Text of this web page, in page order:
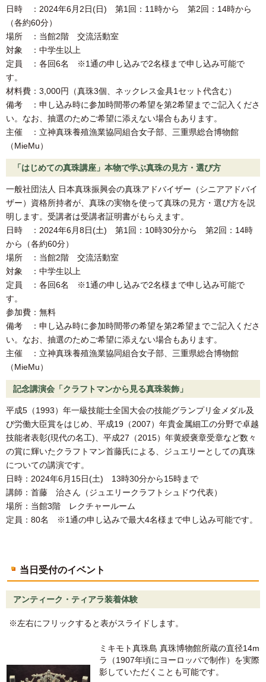
日時 ：2024年6月2日(日) 第1回：11時から 第2回：14時から
（各約60分）
場所 ：当館2階 交流活動室
対象 ：中学生以上
定員 ：各回6名 ※1通の申し込みで2名様まで申し込み可能で
す。
材料費：3,000円（真珠3個、ネックレス金具1セット代含む）
備考 ：申し込み時に参加時間帯の希望を第2希望までご記入くださ
い。なお、抽選のためご希望に添えない場合もあります。
主催 ：立神真珠養殖漁業協同組合女子部、三重県総合博物館
（MieMu）
「はじめての真珠講座」本物で学ぶ真珠の見方・選び方
一般社団法人 日本真珠振興会の真珠アドバイザー（シニアアドバイ
ザー）資格所持者が、真珠の実物を使って真珠の見方・選び方を説
明します。受講者は受講者証明書がもらえます。
日時 ：2024年6月8日(土) 第1回：10時30分から 第2回：14時
から（各約60分）
場所 ：当館2階 交流活動室
対象 ：中学生以上
定員 ：各回6名 ※1通の申し込みで2名様まで申し込み可能で
す。
参加費：無料
備考 ：申し込み時に参加時間帯の希望を第2希望までご記入くださ
い。なお、抽選のためご希望に添えない場合もあります。
主催 ：立神真珠養殖漁業協同組合女子部、三重県総合博物館
（MieMu）
記念講演会「クラフトマンから見る真珠装飾」
平成5（1993）年一級技能士全国大会の技能グランプリ金メダル及
び労働大臣賞をはじめ、平成19（2007）年貴金属細工の分野で卓越
技能者表彰(現代の名工)、平成27（2015）年黄綬褒章受章など数々
の賞に輝いたクラフトマン首藤氏による、ジュエリーとしての真珠
についての講演です。
日時：2024年6月15日(土) 13時30分から15時まで
講師：首藤 治さん（ジュエリークラフトシュドウ代表）
場所：当館3階 レクチャールーム
定員：80名 ※1通の申し込みで最大4名様まで申し込み可能です。
当日受付のイベント
アンティーク・ティアラ装着体験
※左右にフリックすると表がスライドします。
ミキモト真珠島 真珠博物館所蔵の直径
ラ（1907年頃にヨーロッパで制作）を実際
影していただくことも可能です。